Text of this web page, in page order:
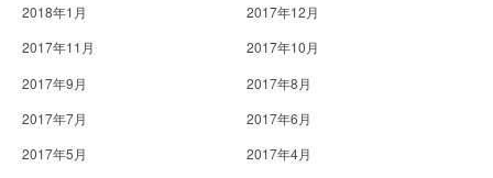
2018年1月
2017年12月
2017年11月
2017年10月
2017年9月
2017年8月
2017年7月
2017年6月
2017年5月
2017年4月